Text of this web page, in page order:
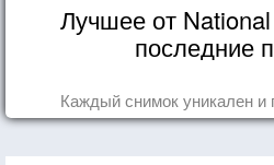
Лучшее от
последние
Каждый снимок уникален и